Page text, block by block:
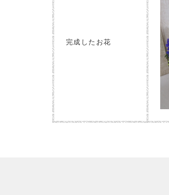
完成したお花